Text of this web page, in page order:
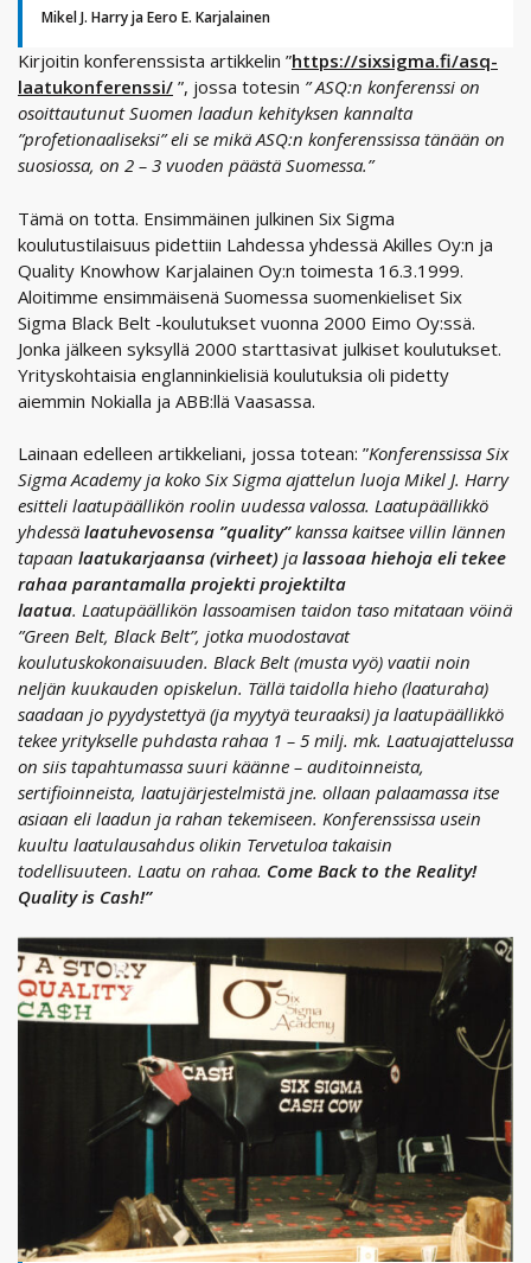
Mikel J. Harry ja Eero E. Karjalainen
Kirjoitin konferenssista artikkelin ”https://sixsigma.fi/asq-
laatukonferenssi/ ”, jossa totesin ” ASQ:n konferenssi on
osoittautunut Suomen laadun kehityksen kannalta
”profetionaaliseksi” eli se mikä ASQ:n konferenssissa tänään on
suosiossa, on 2 – 3 vuoden päästä Suomessa.”
Tämä on totta. Ensimmäinen julkinen Six Sigma
koulutustilaisuus pidettiin Lahdessa yhdessä Akilles Oy:n ja
Quality Knowhow Karjalainen Oy:n toimesta 16.3.1999.
Aloitimme ensimmäisenä Suomessa suomenkieliset Six
Sigma Black Belt -koulutukset vuonna 2000 Eimo Oy:ssä.
Jonka jälkeen syksyllä 2000 starttasivat julkiset koulutukset.
Yrityskohtaisia englanninkielisiä koulutuksia oli pidetty
aiemmin Nokialla ja ABB:llä Vaasassa.
Lainaan edelleen artikkeliani, jossa totean: ”Konferenssissa Six
Sigma Academy ja koko Six Sigma ajattelun luoja Mikel J. Harry
esitteli laatupäällikön roolin uudessa valossa. Laatupäällikkö
yhdessä laatuhevosensa ”quality”kanssa kaitsee villin lännen
tapaan laatukarjaansa (virheet) ja lassoaa hiehoja eli tekee
rahaa parantamalla projekti projektilta
laatua. Laatupäällikön lassoamisen taidon taso mitataan vöinä
”Green Belt, Black Belt”, jotka muodostavat
koulutuskokonaisuuden. Black Belt (musta vyö) vaatii noin
neljän kuukauden opiskelun. Tällä taidolla hieho (laaturaha)
saadaan jo pyydystettyä (ja myytyä teuraaksi) ja laatupäällikkö
tekee yritykselle puhdasta rahaa 1 – 5 milj. mk. Laatuajattelussa
on siis tapahtumassa suuri käänne – auditoinneista,
sertifioinneista, laatujärjestelmistä jne. ollaan palaamassa itse
asiaan eli laadun ja rahan tekemiseen. Konferenssissa usein
kuultu laatulausahdus olikin Tervetuloa takaisin
todellisuuteen. Laatu on rahaa. Come Back to the Reality!
Quality is Cash!”